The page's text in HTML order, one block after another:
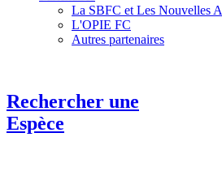
La SBFC et Les Nouvelles
L'OPIE FC
Autres partenaires
Rechercher une
Espèce